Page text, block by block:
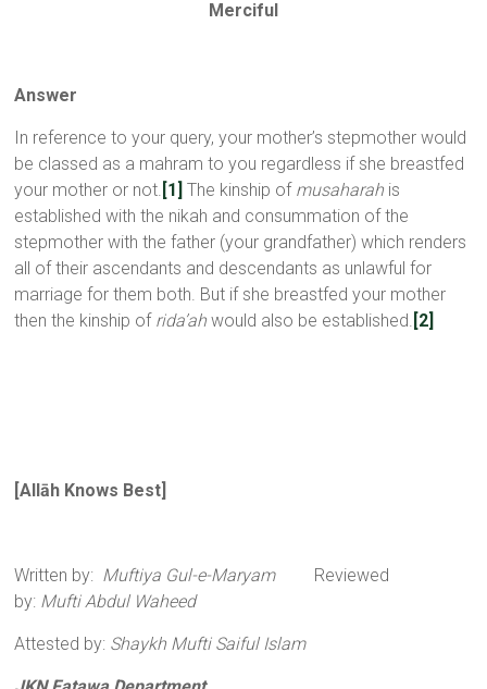
Merciful
Answer
In reference to your query, your mother’s stepmother would
be classed as a mahram to you regardless if she breastfed
your mother or not. [1] The kinship of musaharah is
established with the nikah and consummation of the
stepmother with the father (your grandfather) which renders
all of their ascendants and descendants as unlawful for
marriage for them both. But if she breastfed your mother
then the kinship of rida’ah would also be established. [2]
[Allāh Knows Best]
Written by: Muftiya Gul-e-MaryamReviewed
by: Mufti Abdul Waheed
Attested by: Shaykh Mufti Saiful Islam